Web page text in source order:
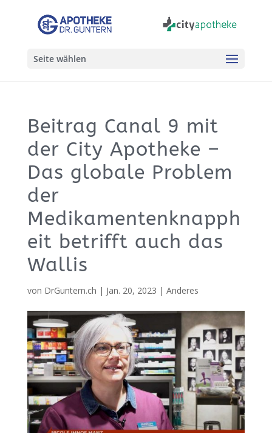
Seite wählen
Beitrag Canal 9 mit
der City Apotheke –
Das globale Problem
der
Medikamentenknapph
eit betrifft auch das
Wallis
von DrGuntern.ch | Jan. 20, 2023 | Anderes